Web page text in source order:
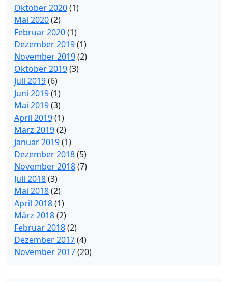
Oktober 2020(1)
Mai 2020(2)
Februar 2020(1)
Dezember 2019(1)
November 2019(2)
Oktober 2019(3)
Juli 2019(6)
Juni 2019(1)
Mai 2019(3)
April 2019(1)
März 2019(2)
Januar 2019(1)
Dezember 2018(5)
November 2018(7)
Juli 2018(3)
Mai 2018(2)
April 2018(1)
März 2018(2)
Februar 2018(2)
Dezember 2017(4)
November 2017(20)